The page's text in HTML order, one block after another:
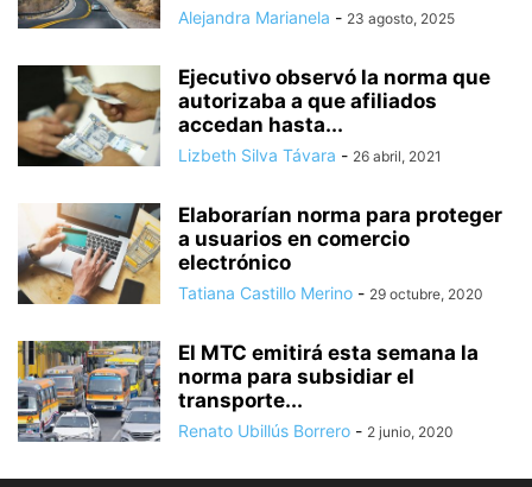
Alejandra Marianela - 23 agosto, 2025
Ejecutivo observó la norma que
autorizaba a que afiliados
accedan hasta...
Lizbeth Silva Távara - 26 abril, 2021
Elaborarían norma para proteger
a usuarios en comercio
electrónico
Tatiana Castillo Merino - 29 octubre, 2020
El MTC emitirá esta semana la
norma para subsidiar el
transporte...
Renato Ubillús Borrero - 2 junio, 2020